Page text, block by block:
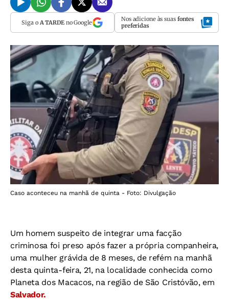
Siga o A TARDEno Google Nos adicione às suas fontes
preferidas
Caso aconteceu na manhã de quinta - Foto: Divulgação
Um homem suspeito de integrar uma facção
criminosa foi preso após fazer a própria companheira,
uma mulher grávida de 8 meses, de refém na manhã
desta quinta-feira, 21, na localidade conhecida como
Planeta dos Macacos, na região de São Cristóvão, em
Salvador.